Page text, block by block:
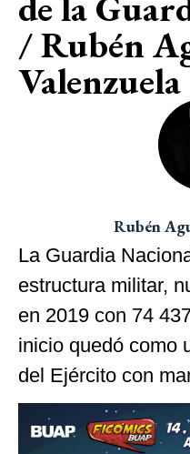
/ Rubén
Valenzuela
Rubén
La Guardia
estructura militar,
en 2019 con 74
inicio quedó como
del Ejército con